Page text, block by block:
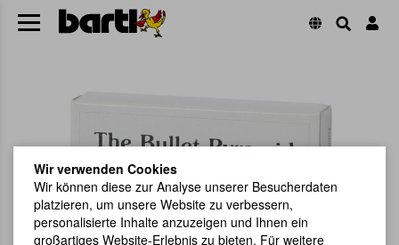
Wir verwenden Cookies
Wir können diese zur Analyse unserer Besucherdaten
platzieren, um unsere Website zu verbessern,
personalisierte Inhalte anzuzeigen und Ihnen ein
großartiges Website-Erlebnis zu bieten. Für weitere